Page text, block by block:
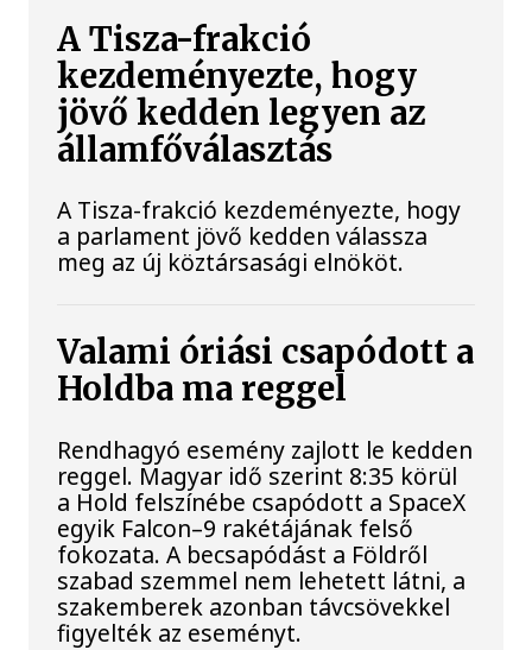
A Tisza-frakció
kezdeményezte, hogy
jövő kedden legyen az
államfőválasztás
A Tisza-frakció kezdeményezte, hogy
a parlament jövő kedden válassza
meg az új köztársasági elnököt.
Valami óriási csapódott a
Holdba ma reggel
Rendhagyó esemény zajlott le kedden
reggel. Magyar idő szerint 8:35 körül
a Hold felszínébe csapódott a SpaceX
egyik Falcon–9 rakétájának felső
fokozata. A becsapódást a Földről
szabad szemmel nem lehetett látni, a
szakemberek azonban távcsövekkel
figyelték az eseményt.